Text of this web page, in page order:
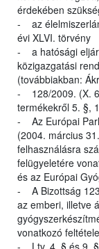
érdekében
- az
évi XLVI. törvény
- a hatósági
közigazgatási
(továbbiakban:
- 128/2009. (X.
termékekről 5. §,
- Az Európai
(2004. március
felhasználásra
felügyeletére
és az Európai
- A Bizottság
az emberi, illetve
vonatkozó